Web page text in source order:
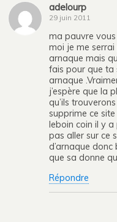
adelourp
29 juin 2011
ma pauvre vous
moi je me serrai
arnaque mais
fais pour que ta
arnaque
j’espère que la
qu’ils
supprime ce
leboin coin il y
pas aller sur ce
d’arnaque
que sa donne
Répondre